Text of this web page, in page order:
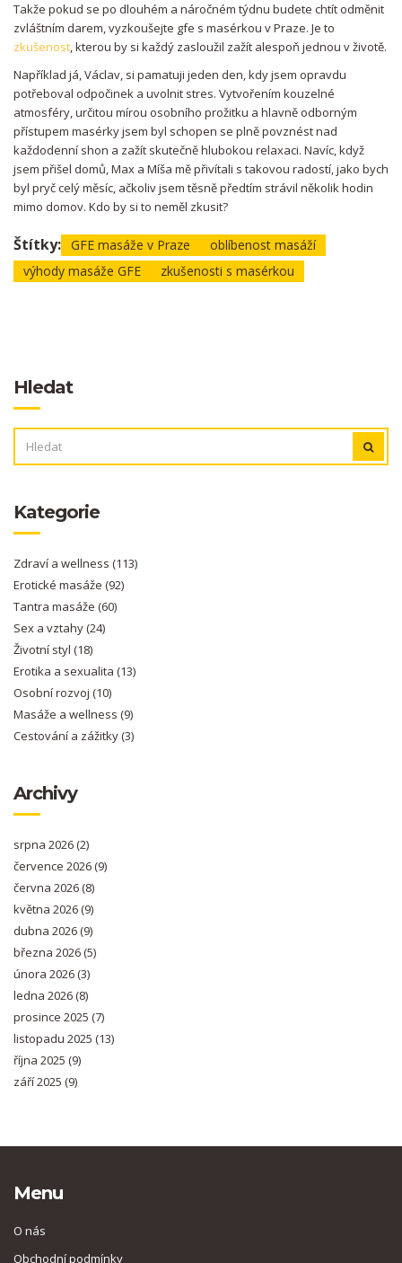
Takže pokud se po dlouhém a náročném týdnu budete chtít odměnit
zvláštním darem, vyzkoušejte gfe s masérkou v Praze. Je to
zkušenost, kterou by si každý zasloužil zažít alespoň jednou v životě.
Například já, Václav, si pamatuji jeden den, kdy jsem opravdu
potřeboval odpočinek a uvolnit stres. Vytvořením kouzelné
atmosféry, určitou mírou osobního prožitku a hlavně odborným
přístupem masérky jsem byl schopen se plně povznést nad
každodenní shon a zažít skutečně hlubokou relaxaci. Navíc, když
jsem přišel domů, Max a Míša mě přivítali s takovou radostí, jako bych
byl pryč celý měsíc, ačkoliv jsem těsně předtím strávil několik hodin
mimo domov. Kdo by si to neměl zkusit?
Štítky: GFE masáže v Praze
oblíbenost masáží
výhody masáže GFE
zkušenosti s masérkou
Hledat
Kategorie
Zdraví a wellness (113)
Erotické masáže (92)
Tantra masáže (60)
Sex a vztahy(24)
Životní styl (18)
Erotika a sexualita (13)
Osobní rozvoj (10)
Masáže a wellness (9)
Cestování a zážitky(3)
Archivy
srpna 2026(2)
července 2026(9)
června 2026(8)
května 2026(9)
dubna 2026(9)
března 2026(5)
února 2026(3)
ledna 2026(8)
prosince 2025 (7)
listopadu 2025 (13)
října 2025 (9)
září 2025 (9)
Menu
O nás
Obchodní podmínky